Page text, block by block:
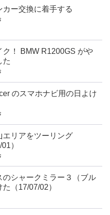
カー交換に着手する
ク！ BMW R1200GS がや
た
のスマホナビ用の日よけ
エリアをツーリング
）
のシャークミラー３（ブル
（17/07/02）